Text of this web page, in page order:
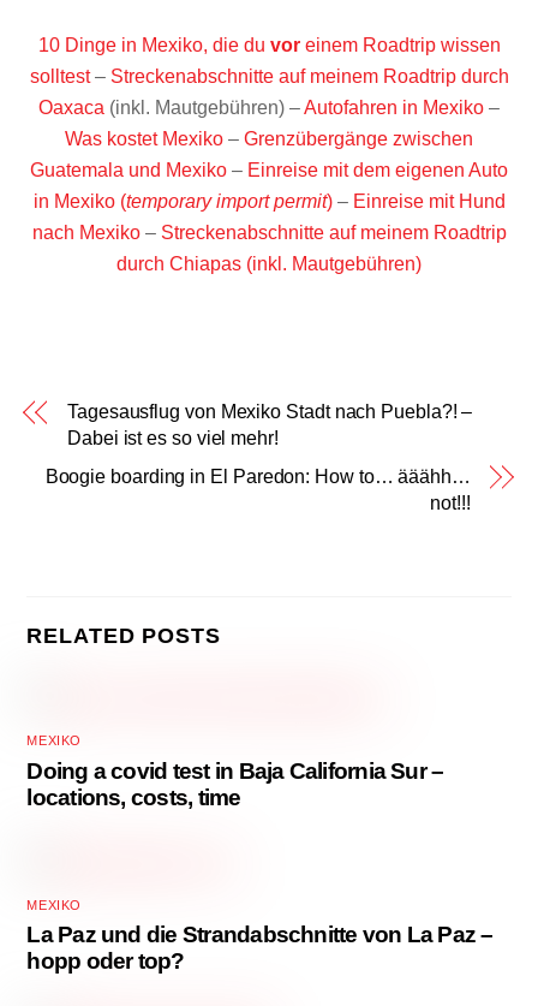
10 Dinge in Mexiko, die du voreinem Roadtrip wissen
solltest– Streckenabschnitte auf meinem Roadtrip durch
Oaxaca (inkl. Mautgebühren) –Autofahren in Mexiko –
Was kostet Mexiko – Grenzübergänge zwischen
Guatemala und Mexiko – Einreise mit dem eigenen Auto
in Mexiko (temporary import permit)– Einreise mit Hund
nach Mexiko– Streckenabschnitte auf meinem Roadtrip
durch Chiapas (inkl. Mautgebühren)
Tagesausflug von Mexiko Stadt nach Puebla?! –
Dabei ist es so viel mehr!
Boogie boarding in El Paredon: How to… ääähh…
not!!!
RELATED POSTS
MEXIKO
Doing a covid test in Baja California Sur –
locations, costs, time
MEXIKO
La Paz und die Strandabschnitte von La Paz –
hopp oder top?